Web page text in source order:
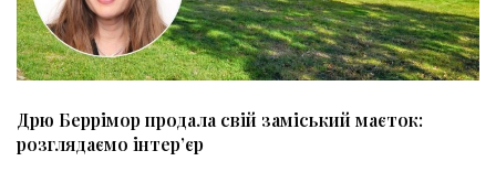
Дрю Беррімор продала свій заміський маєток:
розглядаємо інтер’єр